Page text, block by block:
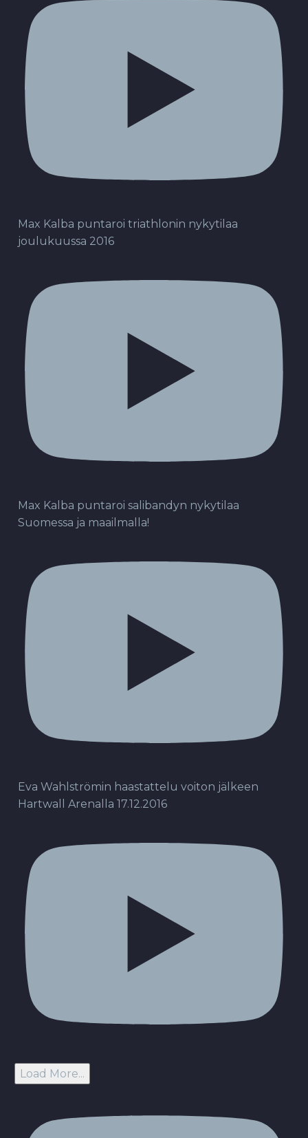
Max Kalba puntaroi triathlonin nykytilaa
joulukuussa 2016
Max Kalba puntaroi salibandyn nykytilaa
Suomessa ja maailmalla!
Eva Wahlströmin haastattelu voiton jälkeen
Hartwall Arenalla 17.12.2016
Load More...